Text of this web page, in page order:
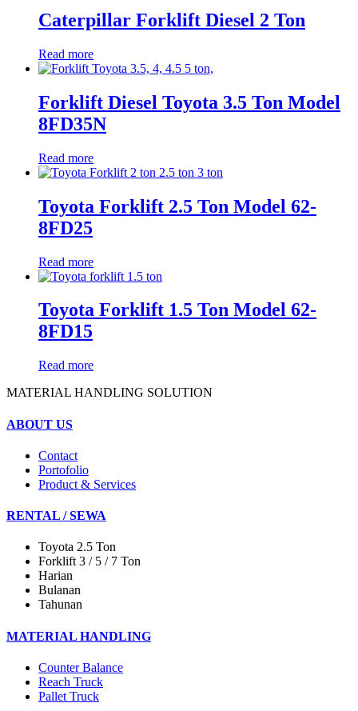
Caterpillar Forklift Diesel 2 Ton
Read more
Forklift Diesel Toyota 3.5 Ton Model
8FD35N
Read more
Toyota Forklift 2.5 Ton Model 62-
8FD25
Read more
Toyota Forklift 1.5 Ton Model 62-
8FD15
Read more
MATERIAL HANDLING SOLUTION
ABOUT US
Contact
Portofolio
Product & Services
RENTAL / SEWA
Toyota 2.5 Ton
Forklift 3 / 5 / 7 Ton
Harian
Bulanan
Tahunan
MATERIAL HANDLING
Counter Balance
Reach Truck
Pallet Truck